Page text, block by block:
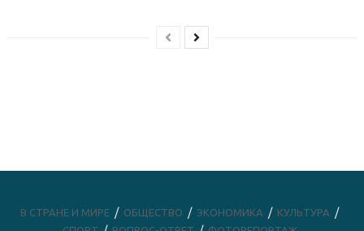
В СТРАНЕ И МИРЕ ОБЩЕСТВО ЭКОНОМИКА
КУЛЬТУРА